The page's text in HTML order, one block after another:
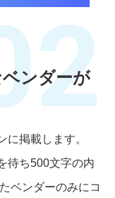
ンダーが
に掲載します。
待ち500文字の内
ベンダーのみにコ